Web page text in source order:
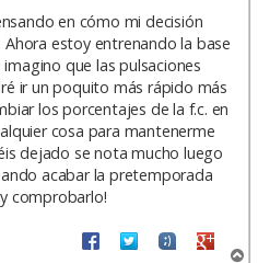
en cómo mi decisión
estoy entrenando la base
que las pulsaciones
ir un poquito más rápido más
los porcentajes de la f.c. en
cosa para mantenerme
dejado se nota mucho luego
acabar la pretemporada
comprobarlo!